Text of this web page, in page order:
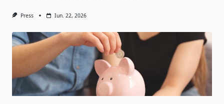
Press Iun. 22, 2026